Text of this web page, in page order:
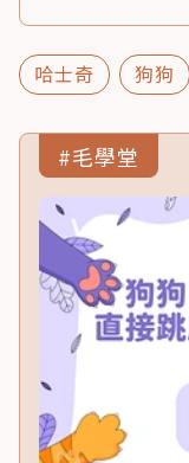
哈士奇 狗狗
#毛學堂